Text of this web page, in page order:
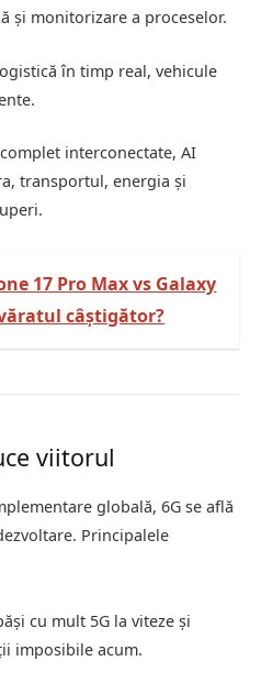
și monitorizare a proceselor.
în timp real, vehicule
interconectate, AI
transportul, energia și
17 Pro Max vs Galaxy
câștigător?
viitorul
globală, 6G se află
Principalele
cu mult 5G la viteze și
imposibile acum.